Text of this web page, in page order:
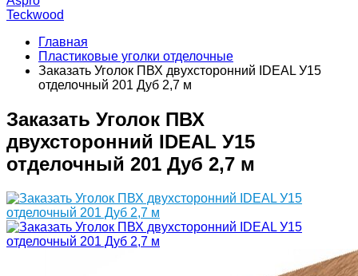
Teckwood
Главная
Пластиковые уголки отделочные
Заказать Уголок ПВХ двухсторонний IDEAL У15
отделочный 201 Дуб 2,7 м
Заказать Уголок ПВХ
двухсторонний IDEAL У15
отделочный 201 Дуб 2,7 м